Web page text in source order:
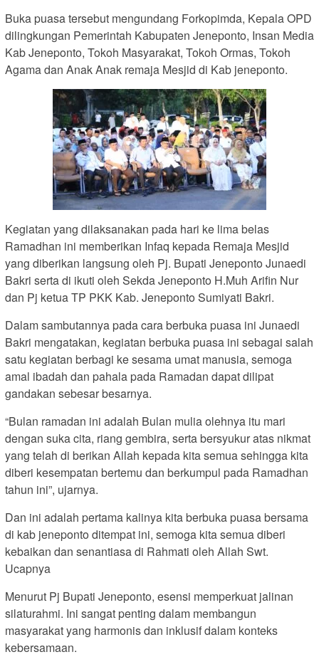
Buka puasa tersebut mengundang Forkopimda, Kepala OPD
dilingkungan Pemerintah Kabupaten Jeneponto, Insan Media
Kab Jeneponto, Tokoh Masyarakat, Tokoh Ormas, Tokoh
Agama dan Anak Anak remaja Mesjid di Kab jeneponto.
Kegiatan yang dilaksanakan pada hari ke lima belas
Ramadhan ini memberikan Infaq kepada Remaja Mesjid
yang diberikan langsung oleh Pj. Bupati Jeneponto Junaedi
Bakri serta di ikuti oleh Sekda Jeneponto H.Muh Arifin Nur
dan Pj ketua TP PKK Kab. Jeneponto Sumiyati Bakri.
Dalam sambutannya pada cara berbuka puasa ini Junaedi
Bakri mengatakan, kegiatan berbuka puasa ini sebagai salah
satu kegiatan berbagi ke sesama umat manusia, semoga
amal ibadah dan pahala pada Ramadan dapat dilipat
gandakan sebesar besarnya.
“Bulan ramadan ini adalah Bulan mulia olehnya itu mari
dengan suka cita, riang gembira, serta bersyukur atas nikmat
yang telah di berikan Allah kepada kita semua sehingga kita
diberi kesempatan bertemu dan berkumpul pada Ramadhan
tahun ini”, ujarnya.
Dan ini adalah pertama kalinya kita berbuka puasa bersama
di kab jeneponto ditempat ini, semoga kita semua diberi
kebaikan dan senantiasa di Rahmati oleh Allah Swt.
Ucapnya
Menurut Pj Bupati Jeneponto, esensi memperkuat jalinan
silaturahmi. Ini sangat penting dalam membangun
masyarakat yang harmonis dan inklusif dalam konteks
kebersamaan.